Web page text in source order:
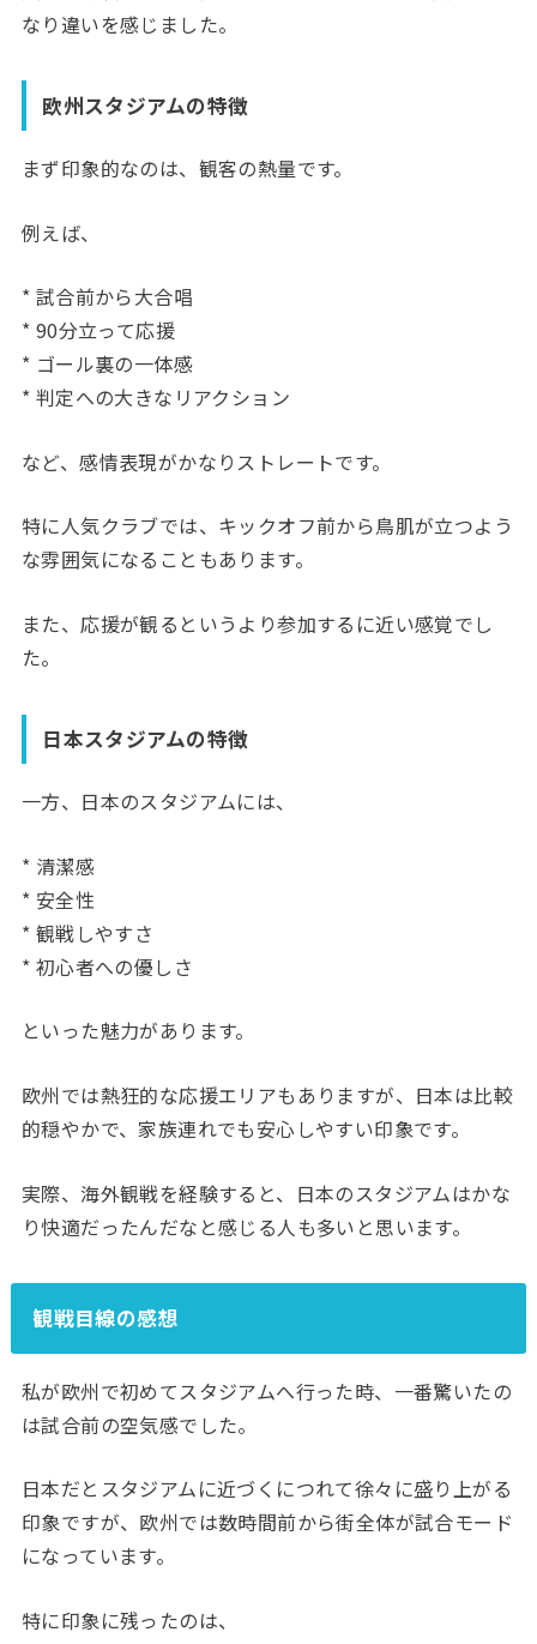
なり違いを感じました。
欧州スタジアムの特徴
まず印象的なのは、観客の熱量です。
例えば、
* 試合前から大合唱
* 90分立って応援
* ゴール裏の一体感
* 判定への大きなリアクション
など、感情表現がかなりストレートです。
特に人気クラブでは、キックオフ前から鳥肌が立つよう
な雰囲気になることもあります。
また、応援が観るというより参加するに近い感覚でし
た。
日本スタジアムの特徴
一方、日本のスタジアムには、
* 清潔感
* 安全性
* 観戦しやすさ
* 初心者への優しさ
といった魅力があります。
欧州では熱狂的な応援エリアもありますが、日本は比較
的穏やかで、家族連れでも安心しやすい印象です。
実際、海外観戦を経験すると、日本のスタジアムはかな
り快適だったんだなと感じる人も多いと思います。
観戦目線の感想
私が欧州で初めてスタジアムへ行った時、一番驚いたの
は試合前の空気感でした。
日本だとスタジアムに近づくにつれて徐々に盛り上がる
印象ですが、欧州では数時間前から街全体が試合モード
になっています。
特に印象に残ったのは、